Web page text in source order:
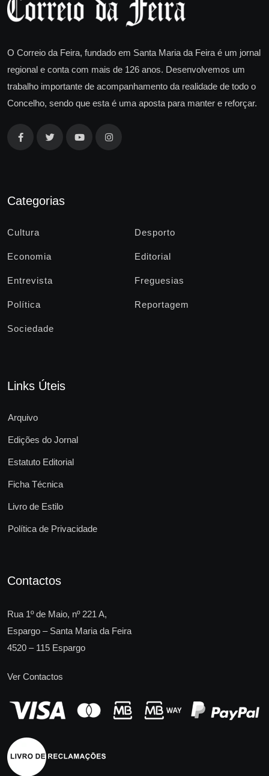
O Correio da Feira, fundado em Santa Maria da Feira é um jornal
regional e conta com mais de 126 anos. Desenvolvemos um
trabalho importante de acompanhamento da realidade de todo o
Concelho, sendo que esta é uma aposta para manter e reforçar.
Categorias
Cultura Desporto
Economia Editorial
Entrevista Freguesias
Política Reportagem
Sociedade
Links Úteis
Arquivo
Edições do Jornal
Estatuto Editorial
Ficha Técnica
Livro de Estilo
Política de Privacidade
Contactos
Rua 1º de Maio, nº 221 A,
Espargo – Santa Maria da Feira
4520 – 115 Espargo
Ver Contactos